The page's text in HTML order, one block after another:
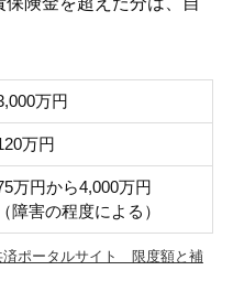
万円
万円
万円から4,000万円
（障害の程度による）
済ポータルサイト 限度額と補